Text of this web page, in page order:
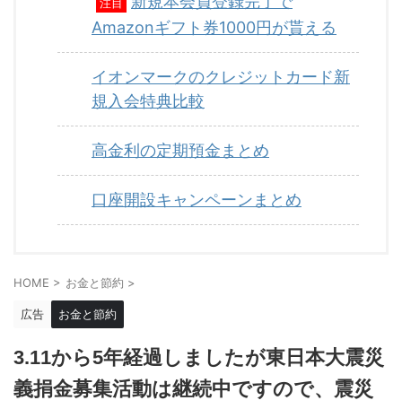
注目
Amazonギフト券1000円が貰える
イオンマークのクレジットカード新
規入会特典比較
高金利の定期預金まとめ
口座開設キャンペーンまとめ
HOME > お金と節約 >
広告 お金と節約
3.11から5年経過しましたが東日本大震災
義捐金募集活動は継続中ですので、震災